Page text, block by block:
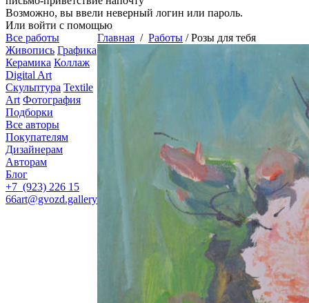
Возможно, вы ввели неверный логин или пароль.
Или войти с помощью
Все работы
Живопись Графика
Керамика Коллаж
Digital Art
Скульптура Textile
Art Фотография
Подборки
Все авторы
Покупателям
Дизайнерам
Авторам
Блог
+7 (923) 226 15
66art@gvozd.gallery
Главная / Работы / Розы для тебя